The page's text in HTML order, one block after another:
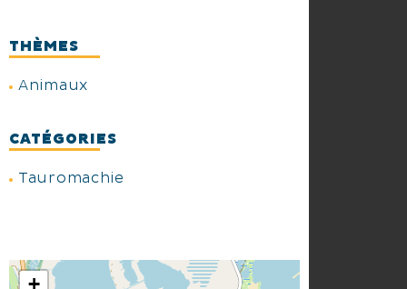
THÈMES
Animaux
CATÉGORIES
Tauromachie
+